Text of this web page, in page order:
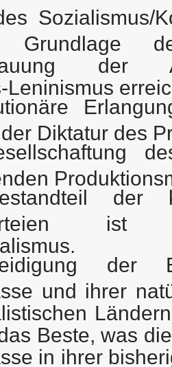
Sozialismus/
der
der
Leninismus
Diktatur des
der
ist
der
und ihrer
Beste, was
in ihrer